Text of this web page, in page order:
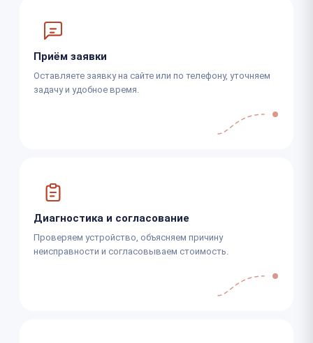
Приём заявки
Оставляете заявку на сайте или по телефону, уточняем
задачу и удобное время.
Диагностика и согласование
Проверяем устройство, объясняем причину
неисправности и согласовываем стоимость.